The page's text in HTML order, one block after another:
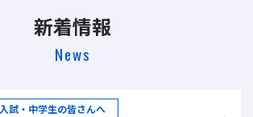
新着情報
News
入試・中学生の皆さんへ